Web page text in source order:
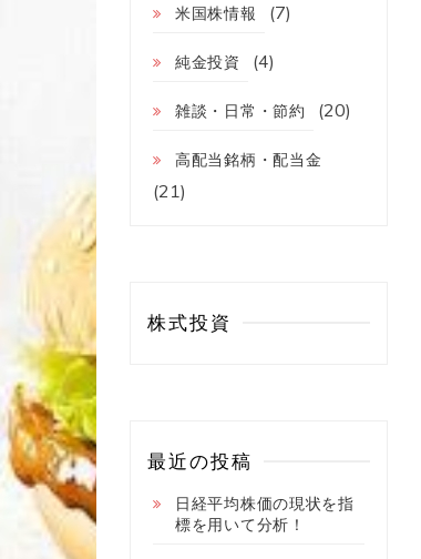
米国株情報 (7)
純金投資 (4)
雑談・日常・節約 (20)
高配当銘柄・配当金
(21)
株式投資
最近の投稿
日経平均株価の現状を指
標を用いて分析！